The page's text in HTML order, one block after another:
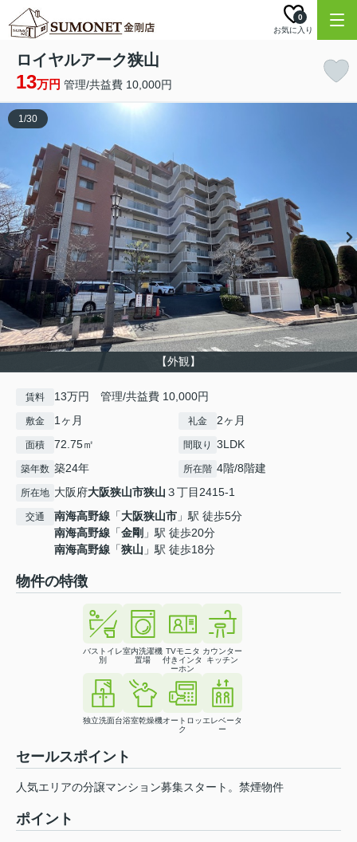
お気に入り
0
ロイヤルアーク狭山
13万円 管理/共益費 10,000円
【外観】
1/30
賃料 13万円 管理/共益費 10,000円
敷金 1ヶ月 礼金 2ヶ月
面積 72.75㎡ 間取り 3LDK
築年数 築24年 所在階 4階/8階建
所在地 大阪府大阪狭山市狭山 ３丁目2415-1
交通 南海高野線 「大阪狭山市 」駅 徒歩5分
南海高野線 「金剛 」駅 徒歩20分
南海高野線 「狭山 」駅 徒歩18分
物件の特徴
バストイレ
別
室内洗濯機
置場
TVモニタ
付きインタ
ーホン
カウンター
キッチン
独立洗面台浴室乾燥機オートロッ
ク
エレベータ
ー
セールスポイント
人気エリアの分譲マンション募集スタート。禁煙物件
ポイント